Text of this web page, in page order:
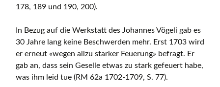
178, 189 und 190, 200).
In Bezug auf die Werkstatt des Johannes Vögeli gab es
30 Jahre lang keine Beschwerden mehr. Erst 1703 wird
er erneut «wegen allzu starker Feuerung» befragt. Er
gab an, dass sein Geselle etwas zu stark gefeuert habe,
was ihm leid tue (RM 62a 1702-1709, S. 77).